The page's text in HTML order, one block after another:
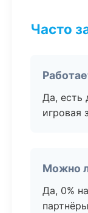
Часто
Да, есть
игровая
Можно
Да, 0%